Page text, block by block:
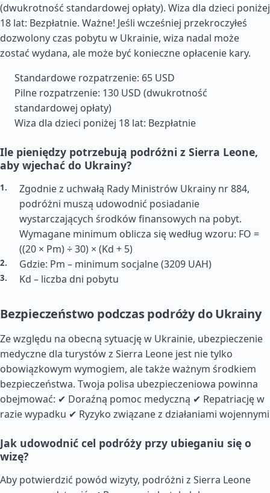
(dwukrotność standardowej opłaty). Wiza dla dzieci poniżej
18 lat: Bezpłatnie. Ważne! Jeśli wcześniej przekroczyłeś
dozwolony czas pobytu w Ukrainie, wiza nadal może
zostać wydana, ale może być konieczne opłacenie kary.
Standardowe rozpatrzenie: 65 USD
Pilne rozpatrzenie: 130 USD (dwukrotność
standardowej opłaty)
Wiza dla dzieci poniżej 18 lat: Bezpłatnie
Ile pieniędzy potrzebują podróżni z Sierra Leone,
aby wjechać do Ukrainy?
Zgodnie z uchwałą Rady Ministrów Ukrainy nr 884,
podróżni muszą udowodnić posiadanie
wystarczających środków finansowych na pobyt.
Wymagane minimum oblicza się według wzoru: FO =
((20 × Pm) ÷ 30) × (Kd + 5)
Gdzie: Pm – minimum socjalne (3209 UAH)
Kd – liczba dni pobytu
Bezpieczeństwo podczas podróży do Ukrainy
Ze względu na obecną sytuację w Ukrainie, ubezpieczenie
medyczne dla turystów z Sierra Leone jest nie tylko
obowiązkowym wymogiem, ale także ważnym środkiem
bezpieczeństwa. Twoja polisa ubezpieczeniowa powinna
obejmować: ✔ Doraźną pomoc medyczną ✔ Repatriację w
razie wypadku ✔ Ryzyko związane z działaniami wojennymi
Jak udowodnić cel podróży przy ubieganiu się o
wizę?
Aby potwierdzić powód wizyty, podróżni z Sierra Leone